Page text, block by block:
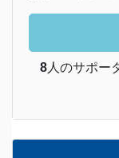
8人のサポー